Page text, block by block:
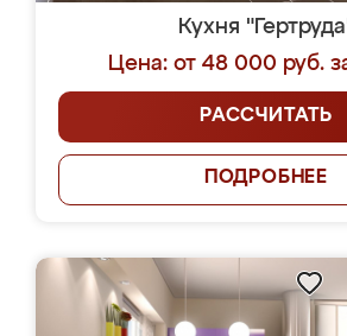
Кухня
Цена: от 48 000 руб.
РАССЧИТАТЬ
ПОДРОБНЕЕ